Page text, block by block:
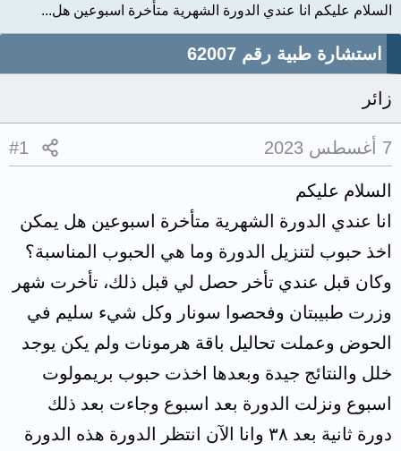
السلام عليكم انا عندي الدورة الشهرية متأخرة اسبوعين هل...
استشارة طبية رقم 62007
زائر
7 أغسطس 2023 #1
السلام عليكم
انا عندي الدورة الشهرية متأخرة اسبوعين هل يمكن
اخذ حبوب لتنزيل الدورة وما هي الحبوب المناسبة؟
وكان قبل عندي تأخر حصل لي قبل ذلك، تأخرت شهر
وزرت طبيبتان وفحصوا سونار وكل شيء سليم في
الحوض وعملت تحاليل باقة هرمونات ولم يكن يوجد
خلل والنتائج جيدة وبعدها اخذت حبوب بريمولوت
اسبوع ونزلت الدورة بعد اسبوع وجاءت بعد ذلك
دورة ثانية بعد ٣٨ وانا الآن انتظر الدورة هذه الدورة